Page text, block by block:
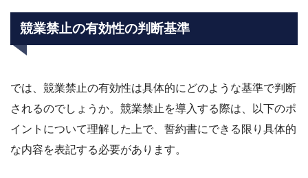
競業禁止の有効性の判断基準
では、競業禁止の有効性は具体的にどのような基準で判断
されるのでしょうか。競業禁止を導入する際は、以下のポ
イントについて理解した上で、誓約書にできる限り具体的
な内容を表記する必要があります。